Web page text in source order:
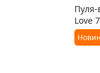
Пуля-
Love